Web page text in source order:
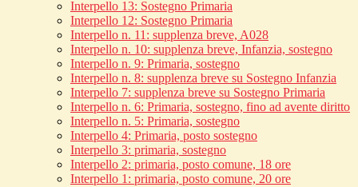
Interpello 13: Sostegno Primaria
Interpello 12: Sostegno Primaria
Interpello n. 11: supplenza breve, A028
Interpello n. 10: supplenza breve, Infanzia, sostegno
Interpello n. 9: Primaria, sostegno
Interpello n. 8: supplenza breve su Sostegno Infanzia
Interpello 7: supplenza breve su Sostegno Primaria
Interpello n. 6: Primaria, sostegno, fino ad avente diritto
Interpello n. 5: Primaria, sostegno
Interpello 4: Primaria, posto sostegno
Interpello 3: primaria, sostegno
Interpello 2: primaria, posto comune, 18 ore
Interpello 1: primaria, posto comune, 20 ore